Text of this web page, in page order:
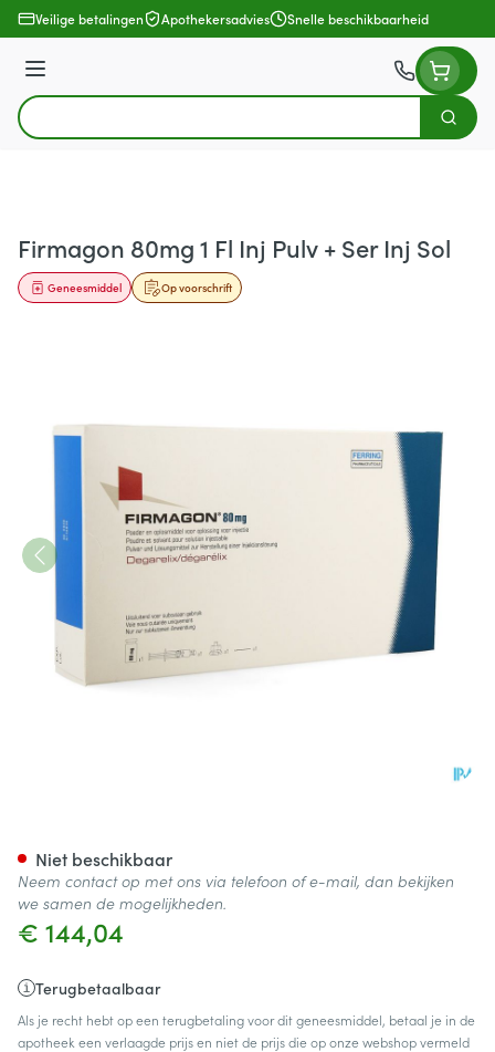
Ga naar de inhoud
Veilige betalingen Apothekersadvies Snelle beschikbaarheid
Menu
Product, merk, categorie...
Zoek
Firmagon 80mg 1 Fl Inj Pulv + Ser Inj Sol
Op voorschrift
Geneesmiddel
€ 144,04
Terugbetaalbaar
Als je recht hebt op een terugbetaling voor dit geneesmiddel, betaal je in de
apotheek een verlaagde prijs en niet de prijs die op onze webshop vermeld
Niet beschikbaar
Neem contact op met ons via telefoon of e-mail, dan bekijken
we samen de mogelijkheden.